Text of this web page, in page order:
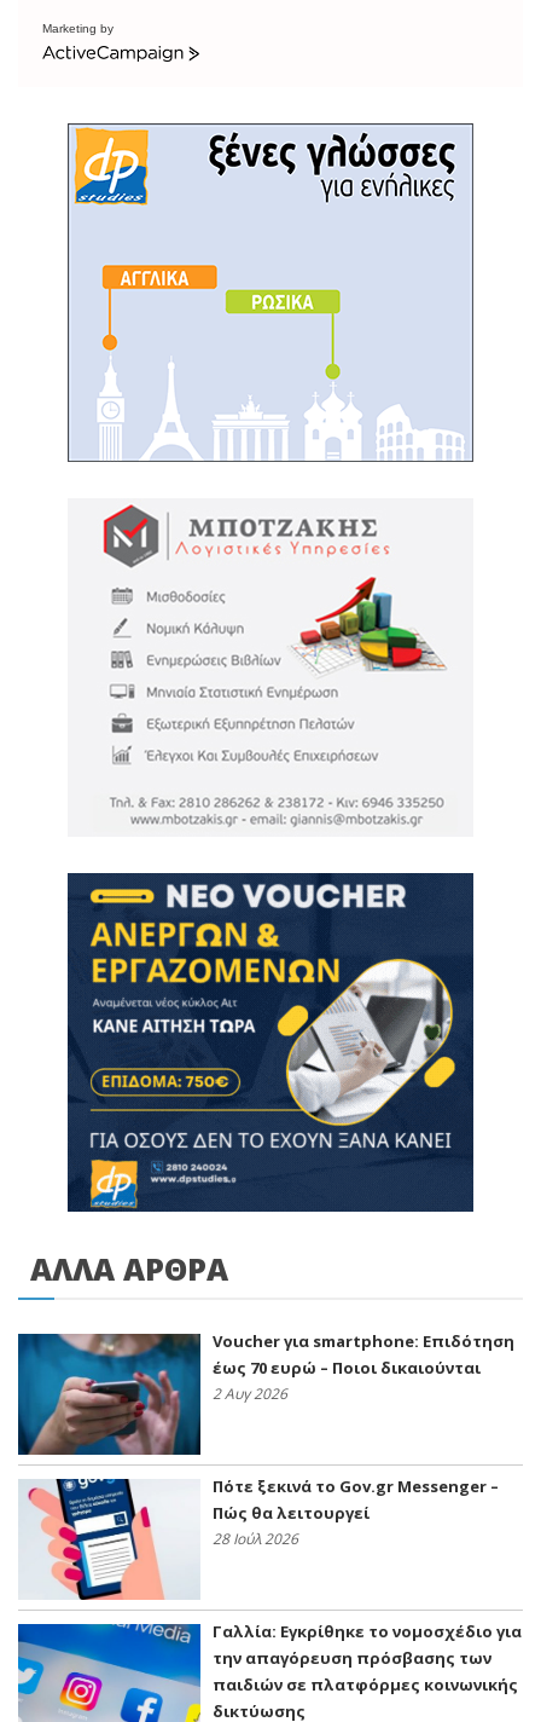
Marketing by
ΑΛΛΑ ΑΡΘΡΑ
Voucher για smartphone: Επιδότηση
έως 70 ευρώ – Ποιοι δικαιούνται
2 Αυγ 2026
Πότε ξεκινά το Gov.gr Messenger –
Πώς θα λειτουργεί
28 Ιούλ 2026
Γαλλία: Εγκρίθηκε το νομοσχέδιο για
την απαγόρευση πρόσβασης των
παιδιών σε πλατφόρμες κοινωνικής
δικτύωσης